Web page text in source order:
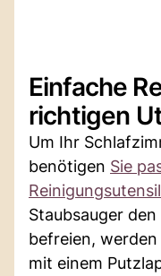
Einfache
richtigen
Um Ihr
benötigen Sie
Staubsauger
befreien,
mit einem